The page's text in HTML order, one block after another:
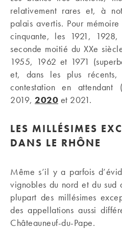
relativement rares et, à
palais avertis. Pour
cinquante, les 1921,
seconde moitié du XXe
1955, 1962 et 1971
et, dans les plus
contestation en attendant
2019, 2020 et 2021.
LES MILLÉSIMES
DANS LE RHÔNE
Même s’il y a parfois
vignobles du nord et du
plupart des millésimes
des appellations aussi
Châteauneuf-du-Pape.